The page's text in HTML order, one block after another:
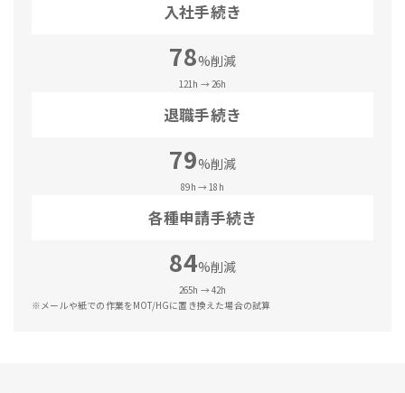
入社手続き
78%削減
121h → 26h
退職手続き
79%削減
89h → 18h
各種申請手続き
84%削減
265h → 42h
※メールや紙での作業をMOT/HGに置き換えた場合の試算